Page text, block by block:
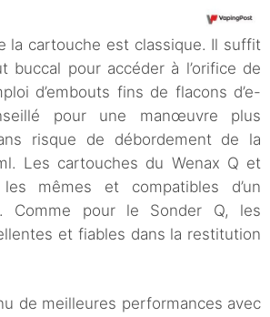
la cartouche est classique. Il suffit
buccal pour accéder à l’orifice de
d’embouts fins de flacons d’e-
pour une manœuvre plus
risque de débordement de la
Les cartouches du Wenax Q et
mêmes et compatibles d’un
Comme pour le Sonder Q, les
et fiables dans la restitution
de meilleures performances avec